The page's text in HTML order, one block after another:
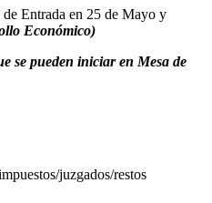
Entrada en 25 de Mayo y
Económico)
se pueden iniciar en Mesa de
juzgados/restos